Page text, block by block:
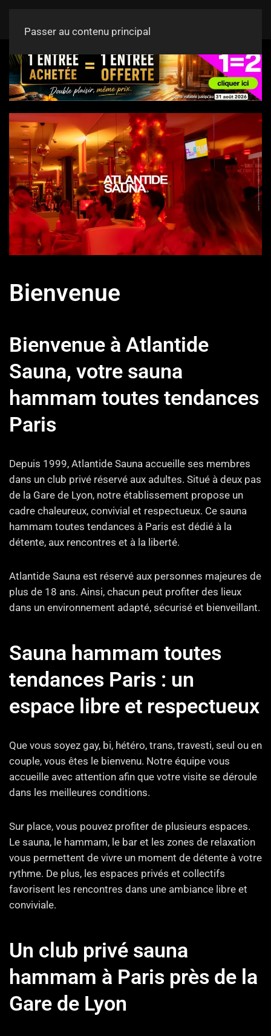
Passer au contenu principal
Bienvenue
Bienvenue à Atlantide
Sauna, votre sauna
hammam toutes tendances
Paris
Depuis 1999, Atlantide Sauna accueille ses membres
dans un club privé réservé aux adultes. Situé à deux pas
de la Gare de Lyon, notre établissement propose un
cadre chaleureux, convivial et respectueux. Ce sauna
hammam toutes tendances à Paris est dédié à la
détente, aux rencontres et à la liberté.
Atlantide Sauna est réservé aux personnes majeures de
plus de 18 ans. Ainsi, chacun peut profiter des lieux
dans un environnement adapté, sécurisé et bienveillant.
Sauna hammam toutes
tendances Paris : un
espace libre et respectueux
Que vous soyez gay, bi, hétéro, trans, travesti, seul ou en
couple, vous êtes le bienvenu. Notre équipe vous
accueille avec attention afin que votre visite se déroule
dans les meilleures conditions.
Sur place, vous pouvez profiter de plusieurs espaces.
Le sauna, le hammam, le bar et les zones de relaxation
vous permettent de vivre un moment de détente à votre
rythme. De plus, les espaces privés et collectifs
favorisent les rencontres dans une ambiance libre et
conviviale.
Un club privé sauna
hammam à Paris près de la
Gare de Lyon